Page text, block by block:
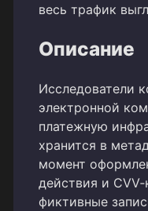
весь трафик
Описание
Исследователи
электронной
платежную
хранится в
момент
действия и
фиктивные